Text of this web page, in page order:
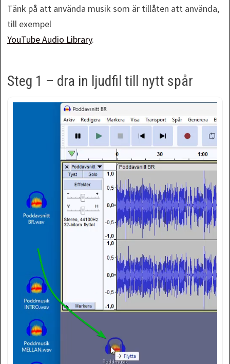
Tänk på att använda musik som är tillåten att använda,
till exempel
YouTube Audio Library.
Steg 1 – dra in ljudfil till nytt spår